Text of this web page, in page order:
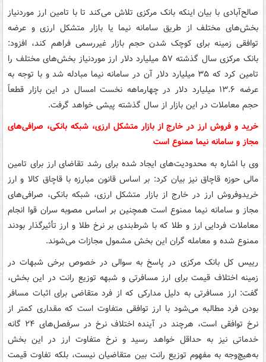
صالح‌آبادی با بیان اینکه بانک مرکزی تلاش می‌کند تا با تامین ارز موردنیاز
بخش‌های مختلف از طریق سامانه نیما یا بازار متشکل ارزی و عرضه
توافقی زمینه برای کوچک شدن حجم بازار غیررسمی فراهم کند، افزود:
بانک مرکزی سال گذشته ۵۷ میلیارد دلار ارز موردنیاز بخش‌های مختلف را
تامین کرد که ۳۵ میلیارد دلار آن در سامانه نیما مبادله شد و با توجه به
عرضه ۱۳.۶ میلیارد دلار در چهارماهه نخست امسال در این بازار قطعاً
حجم معاملات در این بازار از سال گذشته پیشی خواهد گرفت.
خرید و فروش ارز در خارج از بازار متشکل ارزی، شبکه بانکی، صرافی‌های
مجاز و سامانه نیما ممنوع است
وی با اشاره به محدودیت‌های ایجاد شده برای رشد تقاضای ارز برای تامین
مالی حوزه قاچاق نیز بیان کرد: بر اساس قانون مبارزه با قاچاق کالا و ارز
خریدوفروش ارز در خارج از بازار متشکل ارزی، شبکه بانکی، صرافی‌های
مجاز و سامانه نیما ممنوع است همچنین بر اساس مصوبه سران قوا انجام
معاملات فردایی ارز و طلا که با شرط‌بندی بر نرخ طلا و ارز تأثیرگذار بودند
ممنوع شده و معامله گران این بخش مشمول مجازات می‌شوند.
رییس کل بانک مرکزی در پاسخ به سوالی در خصوص برخی شبهات در
زمینه اختلاف قیمت برای ارز مسافرتی و شبهه توزیع رانت در این بخش،
گفت: ارز مسافرتی به دلیل مدارکی که از فرد متقاضی برای اثبات مسافر
بودن فرد مطالبه می‌شود با ارز توافقی متفاوت است که مقداری کمتر از
نرخ توافقی است، هرچند در آینده اختلاف نرخ در سرفصل‌های ۲۴ گانه
خدماتی نیز به حداقل خواهد رسید و نرخ متفاوت ارز در این بخش
به‌هیچ‌وجه به مفهوم توزیع رانت بین متقاضیان نیست، بلکه تفاوت قیمت